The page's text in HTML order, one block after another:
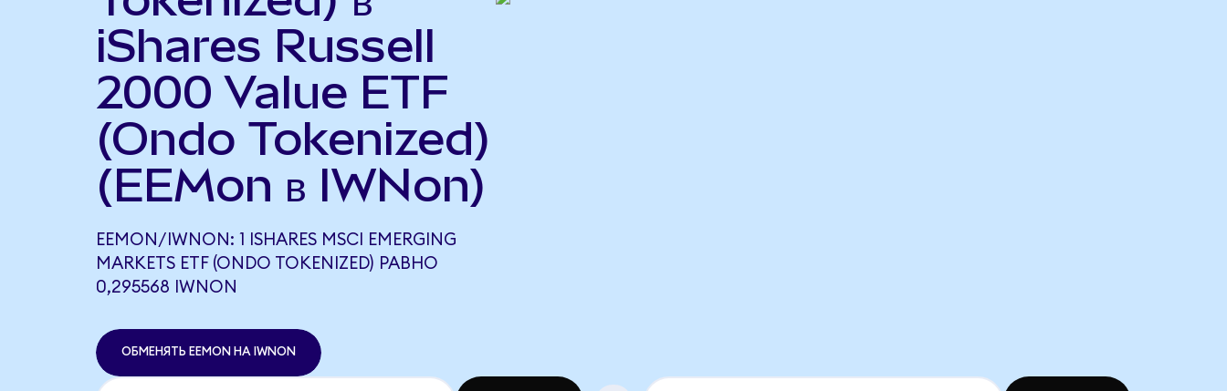
iShares Russell
2000 Value ETF
(Ondo Tokenized)
(EEMon в IWNon)
EEMON/IWNON: 1 ISHARES MSCI EMERGING
MARKETS ETF (ONDO TOKENIZED) РАВНО
0,295568 IWNON
ОБМЕНЯТЬ EEMON НА IWNON